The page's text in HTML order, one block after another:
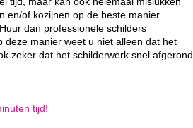
en/of kozijnen op de beste manier
dan professionele schilders
deze manier weet u niet alleen dat het
zeker dat het schilderwerk snel afgerond
tijd!